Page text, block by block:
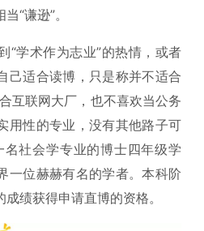
“谦逊”。
“学术作为志业”的热情，或者
己适合读博，只是称并不适合
互联网大厂，也不喜欢当公务
用性的专业，没有其他路子可
名社会学专业的博士四年级学
一位赫赫有名的学者。本科阶
绩获得申请直博的资格。